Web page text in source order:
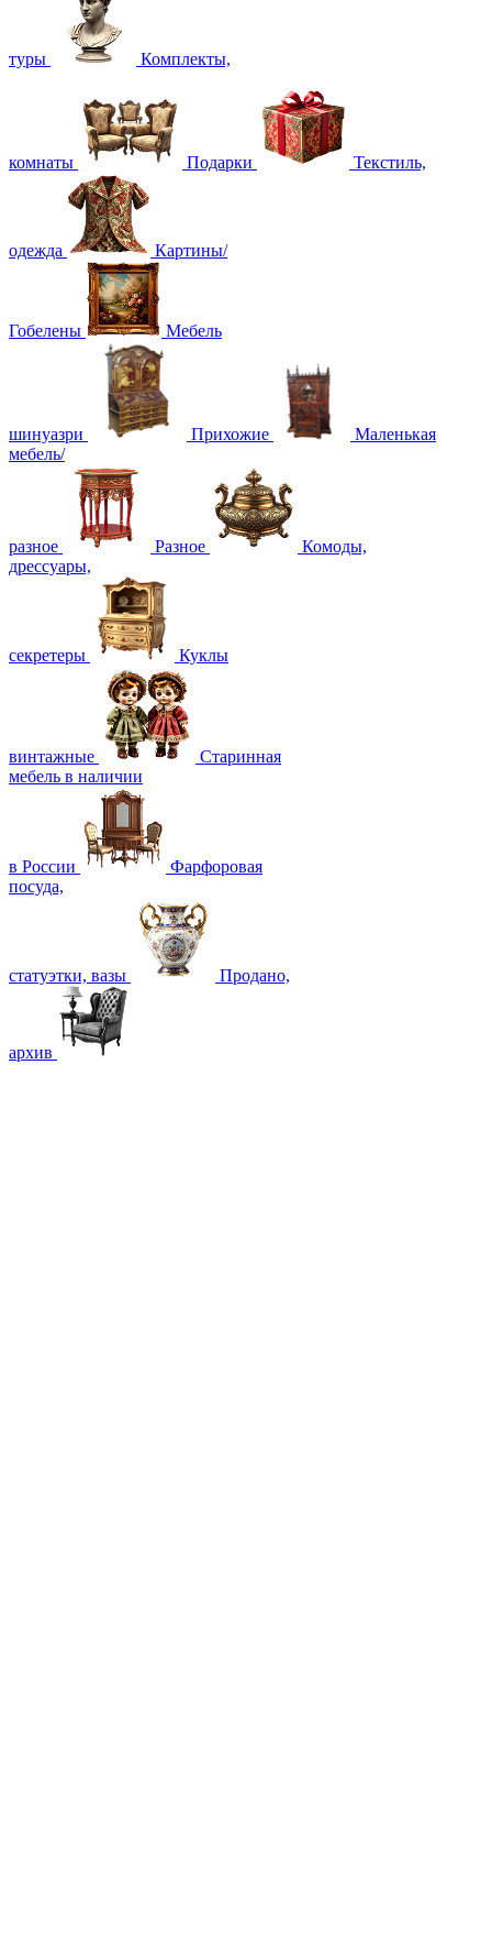
туры Комплекты,
комнаты Подарки Текстиль,
одежда Картины/
Гобелены Мебель
шинуазри Прихожие
Маленькая
мебель/
разное Разное
Комоды,
дрессуары,
секретеры Куклы
винтажные
Старинная
мебель в наличии
в России
Фарфоровая
посуда,
статуэтки, вазы Продано,
архив